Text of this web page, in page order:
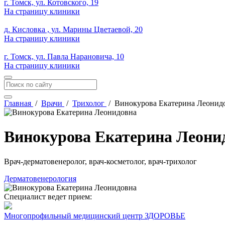
г. Томск, ул. Котовского, 19
На страницу клиники
д. Кисловка , ул. Марины Цветаевой, 20
На страницу клиники
г. Томск, ул. Павла Нарановича, 10
На страницу клиники
Главная / Врачи / Трихолог / Винокурова Екатерина
Винокурова Екатерина
Врач-дерматовенеролог, врач-косметолог, врач-трихолог
Дерматовенерология
Специалист ведет прием:
Многопрофильный медицинский центр ЗДОРОВЬЕ